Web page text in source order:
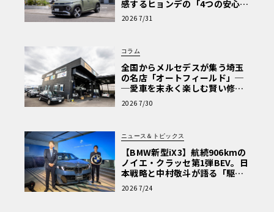
感するヒョンデの「4つの安心」
【第1回・ヒョンデ6つの疑問：
Why? Hyundai?】〈PR〉
2026 7/31
コラム
全国からメルセデスが集う埼玉
の名店「オートフィールド」─
─愛車を末永く楽しむ賢い修理
術と、プロがフックス製オイル
を選ぶ理由〈PR〉
2026 7/30
ニュース＆トピックス
【BMW新型iX3】航続906kmの
ノイエ・クラッセ第1弾BEV。日
本戦略と中村敬斗が語る「駆け
ぬける歓び」
2026 7/24